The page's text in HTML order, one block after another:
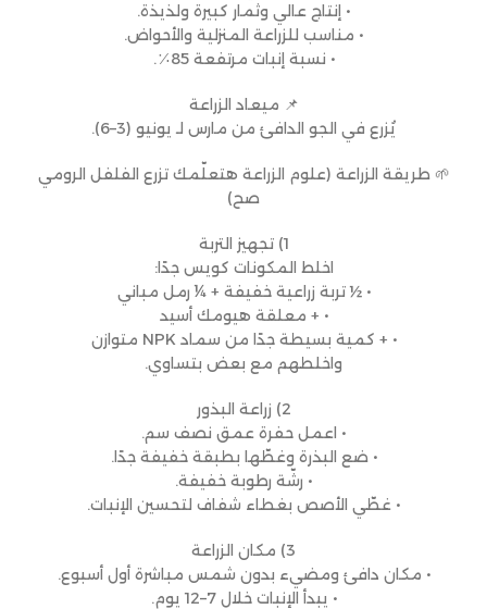
• إنتاج عالي وثمار كبيرة ولذيذة.
• مناسب للزراعة المنزلية والأحواض.
• نسبة إنبات مرتفعة 85٪.
📌 ميعاد الزراعة
يُزرع في الجو الدافئ من مارس لـ يونيو (3–6).
🌱 طريقة الزراعة (علوم الزراعة هتعلّمك تزرع الفلفل الرومي
صح)
1) تجهيز التربة
اخلط المكونات كويس جدًا:
• ½ تربة زراعية خفيفة + ¼ رمل مباني
• + معلقة هيومك أسيد
• + كمية بسيطة جدًا من سماد NPK متوازن
واخلطهم مع بعض بتساوي.
2) زراعة البذور
• اعمل حفرة عمق نصف سم.
• ضع البذرة وغطّها بطبقة خفيفة جدًا.
• رشّة رطوبة خفيفة.
• غطّي الأصص بغطاء شفاف لتحسين الإنبات.
3) مكان الزراعة
• مكان دافئ ومضيء بدون شمس مباشرة أول أسبوع.
• يبدأ الإنبات خلال 7–12 يوم.